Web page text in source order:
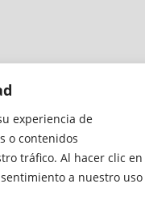
experiencia de
o contenidos
tráfico. Al hacer clic en
a nuestro uso
del SitioPolítica de Cookies